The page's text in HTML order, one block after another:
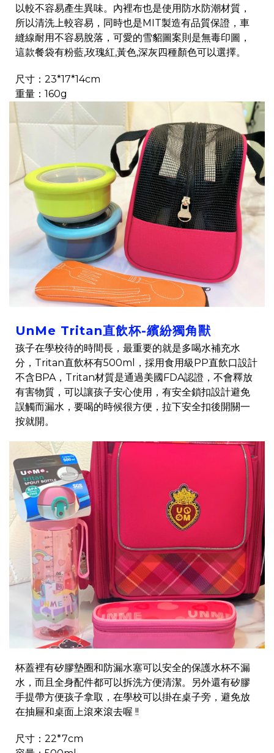
以較不容易產生異味。內裡布也是使用防水防潮材質，
所以清洗上較容易，同時也是MIT製造有品質保證，車
縫線耐用不容易脫落，可愛的雪貂圖案則是無毒印圖，
這款餐袋有粉藍,玫瑰紅,黃色,深灰四種顏色可以選擇。
尺寸：23*17*14cm
重量：160g
UnMe Tritan直飲杯-繽紛獨角獸
孩子在學校待的時間長，最重要的就是多喝水補充水
分，Tritan直飲杯有500ml，採用食用級PP直飲口設計
不含BPA，Tritan材質是通過美國FDA認證，不會釋放
有害物質，可以讓孩子安心使用，有安全鎖扣設計避免
誤觸而漏水，要喝的時候很方便，拉下安全扣後開關一
按就開。
杯蓋裡有矽膠墊圈和防漏水塞可以安全的保護水杯不漏
水，而且全身配件都可以拆洗方便清潔。另外還有矽膠
手提帶方便孩子拿取，在學校可以掛在桌子旁，避免放
在抽屜和桌面上滾來滾去喔 !!
尺寸：22*7cm